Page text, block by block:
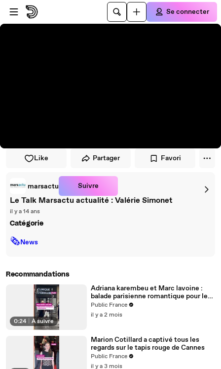
Passer au player
Passer au contenu principal
Se connecter
Like Partager Favori
marsactu Suivre
Le Talk Marsactu actualité : Valérie Simonet
il y a 14 ans
Catégorie
🗞News
Recommandations
0:24 À suivre
Adriana karembeu et Marc lavoine :
balade parisienne romantique pour les
deux amoureux
Public France
il y a 2 mois
Marion Cotillard a captivé tous les
regards sur le tapis rouge de Cannes
Public France
il y a 3 mois